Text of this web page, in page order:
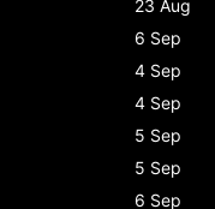
23 Aug
6 Sep
4 Sep
4 Sep
5 Sep
5 Sep
6 Sep